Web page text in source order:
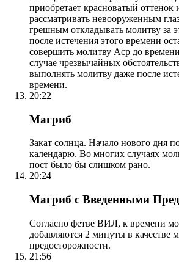
приобретает красноватый
рассматривать невооруженным
грешным откладывать молитву за
после истечения этого времени
совершить молитву Аср до
случае чрезвычайных
выполнять молитву даже после
времени.
20:22
Магриб
Закат солнца. Начало нового дня
календарю. Во многих случаях
пост было бы слишком рано.
20:24
Магриб с Введенными
Согласно фетве ВИЛ, к времени
добавляются 2 минуты в качестве
предосторожности.
21:56